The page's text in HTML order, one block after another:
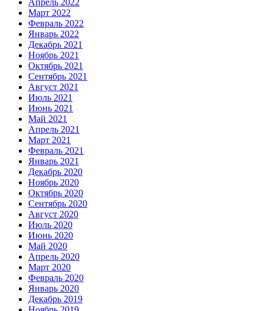
Апрель 2022
Март 2022
Февраль 2022
Январь 2022
Декабрь 2021
Ноябрь 2021
Октябрь 2021
Сентябрь 2021
Август 2021
Июль 2021
Июнь 2021
Май 2021
Апрель 2021
Март 2021
Февраль 2021
Январь 2021
Декабрь 2020
Ноябрь 2020
Октябрь 2020
Сентябрь 2020
Август 2020
Июль 2020
Июнь 2020
Май 2020
Апрель 2020
Март 2020
Февраль 2020
Январь 2020
Декабрь 2019